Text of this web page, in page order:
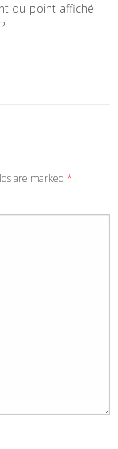
du point affiché
are marked *